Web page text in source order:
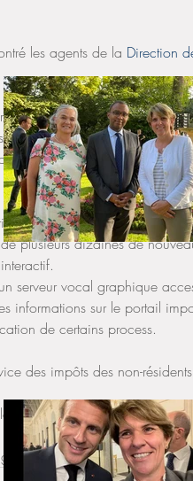
les agents de la Direction
sur leurs
je suis intervenue auprès de
des actions soient mises
sont engagées :
plusieurs dizaines de
serveur vocal graphique
informations sur le portail
de certains process.
des impôts des non-
réponse à sa question n’est
sur le même sujet.